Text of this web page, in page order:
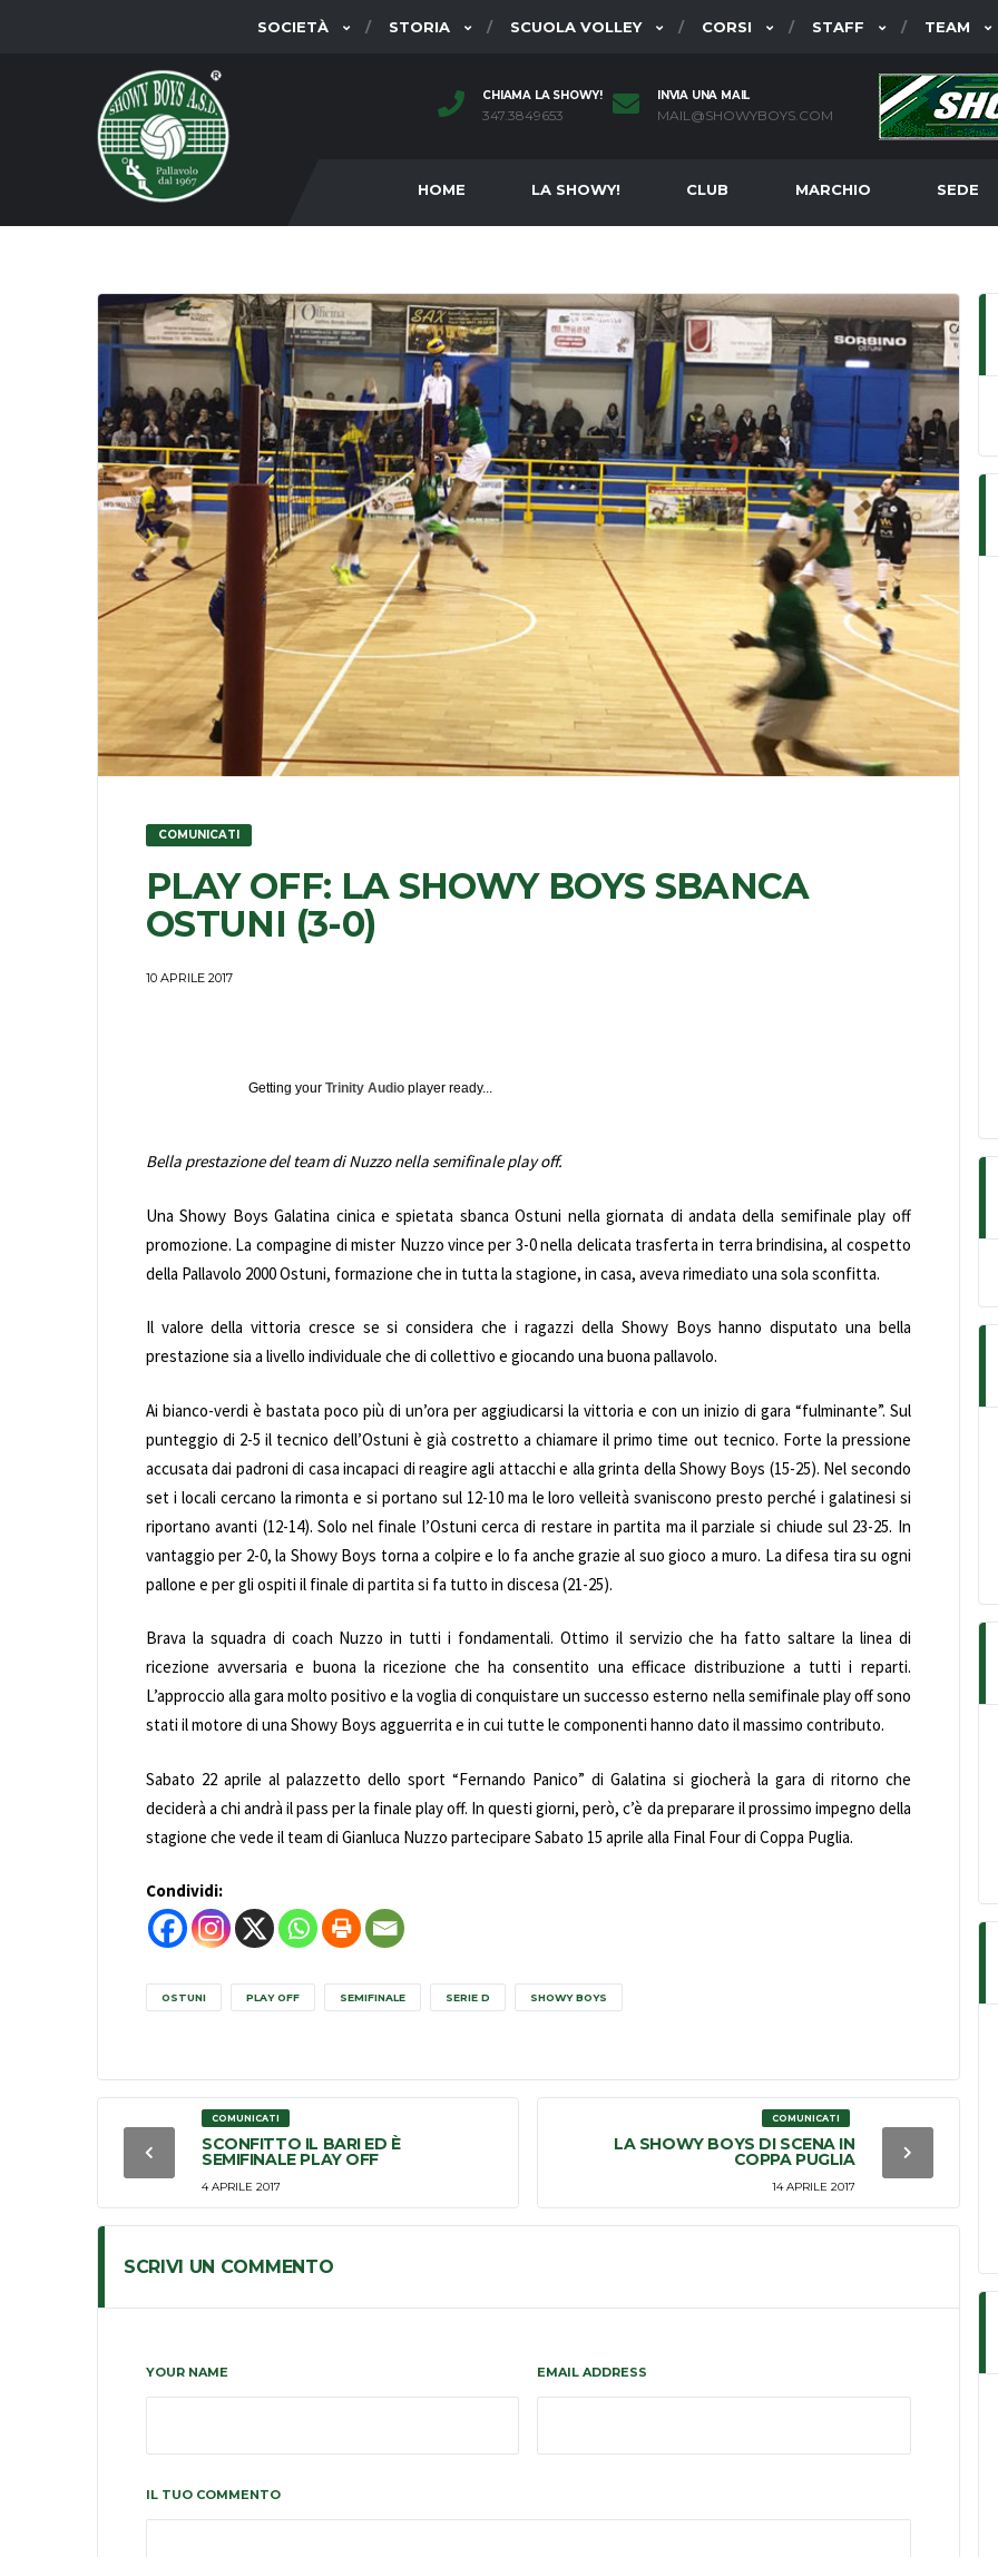
SOCIETÀ STORIA SCUOLA VOLLEY CORSI STAFF TEAM
CHIAMA LA SHOWY!
347.3849653
INVIA UNA MAIL
MAIL@SHOWYBOYS.COM
HOME LA SHOWY! CLUB MARCHIO SEDE
COMUNICATI
PLAY OFF: LA SHOWY BOYS SBANCA
OSTUNI (3-0)
10 APRILE 2017
Getting your Trinity Audio player ready...
Bella prestazione del team di Nuzzo nella semifinale play off.
Una Showy Boys Galatina cinica e spietata sbanca Ostuni nella giornata di andata della semifinale play off
promozione. La compagine di mister Nuzzo vince per 3-0 nella delicata trasferta in terra brindisina, al cospetto
della Pallavolo 2000 Ostuni, formazione che in tutta la stagione, in casa, aveva rimediato una sola sconfitta.
Il valore della vittoria cresce se si considera che i ragazzi della Showy Boys hanno disputato una bella
prestazione sia a livello individuale che di collettivo e giocando una buona pallavolo.
Ai bianco-verdi è bastata poco più di un’ora per aggiudicarsi la vittoria e con un inizio di gara “fulminante”. Sul
punteggio di 2-5 il tecnico dell’Ostuni è già costretto a chiamare il primo time out tecnico. Forte la pressione
accusata dai padroni di casa incapaci di reagire agli attacchi e alla grinta della Showy Boys (15-25). Nel secondo
set i locali cercano la rimonta e si portano sul 12-10 ma le loro velleità svaniscono presto perché i galatinesi si
riportano avanti (12-14). Solo nel finale l’Ostuni cerca di restare in partita ma il parziale si chiude sul 23-25. In
vantaggio per 2-0, la Showy Boys torna a colpire e lo fa anche grazie al suo gioco a muro. La difesa tira su ogni
pallone e per gli ospiti il finale di partita si fa tutto in discesa (21-25).
Brava la squadra di coach Nuzzo in tutti i fondamentali. Ottimo il servizio che ha fatto saltare la linea di
ricezione avversaria e buona la ricezione che ha consentito una efficace distribuzione a tutti i reparti.
L’approccio alla gara molto positivo e la voglia di conquistare un successo esterno nella semifinale play off sono
stati il motore di una Showy Boys agguerrita e in cui tutte le componenti hanno dato il massimo contributo.
Sabato 22 aprile al palazzetto dello sport “Fernando Panico” di Galatina si giocherà la gara di ritorno che
deciderà a chi andrà il pass per la finale play off. In questi giorni, però, c’è da preparare il prossimo impegno della
stagione che vede il team di Gianluca Nuzzo partecipare Sabato 15 aprile alla Final Four di Coppa Puglia.
Condividi:
OSTUNI PLAY OFF SEMIFINALE SERIE D SHOWY BOYS
COMUNICATI
SCONFITTO IL BARI ED È
SEMIFINALE PLAY OFF
4 APRILE 2017
COMUNICATI
LA SHOWY BOYS DI SCENA IN
COPPA PUGLIA
14 APRILE 2017
SCRIVI UN COMMENTO
YOUR NAME EMAIL ADDRESS
IL TUO COMMENTO